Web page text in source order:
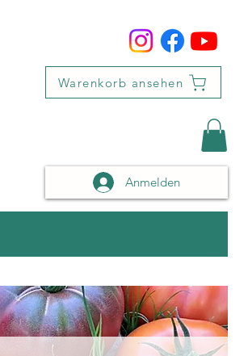
Warenkorb ansehen
Anmelden